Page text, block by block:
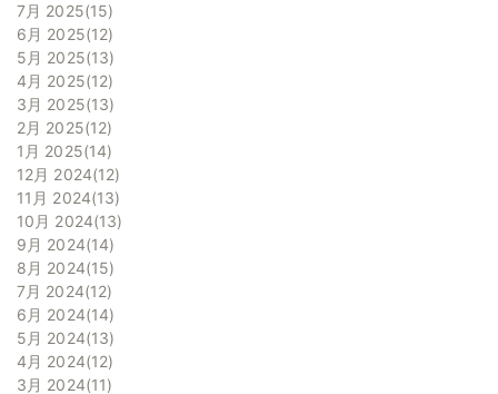
7月 2025 15
6月 2025 12
5月 2025 13
4月 2025 12
3月 2025 13
2月 2025 12
1月 2025 14
12月 2024 12
11月 2024 13
10月 2024 13
9月 2024 14
8月 2024 15
7月 2024 12
6月 2024 14
5月 2024 13
4月 2024 12
3月 2024 11